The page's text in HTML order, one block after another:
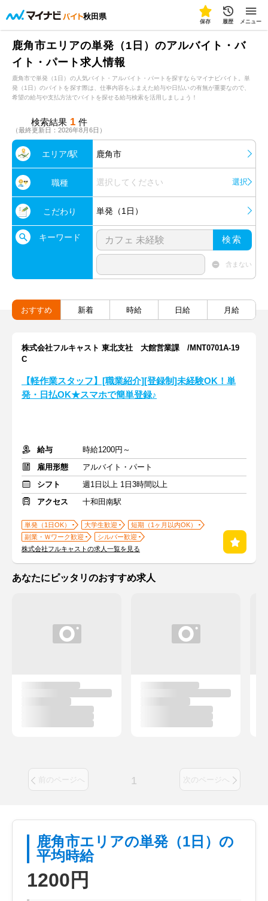
秋田県
保存 履歴 メニュー
鹿角市エリアの単発（1日）のアルバイト・バ
イト・パート求人情報
鹿角市で単発（1日）の人気バイト・アルバイト・パートを探すならマイナビバイト。単
発（1日）のバイトを探す際は、仕事内容をふまえた給与や日払いの有無が重要なので、
希望の給与や支払方法でバイトを探せる給与検索を活用しましょう！
検索結果 1 件
（最終更新日：2026年8月6日）
エリア/駅 鹿角市
職種 選択してください 選択
こだわり 単発（1日）
キーワード 検索
含まない
おすすめ 新着 時給 日給 月給
株式会社フルキャスト 東北支社 大館営業課 /MNT0701A-19
C
【軽作業スタッフ】[職業紹介][登録制]未経験OK！単
発・日払OK★スマホで簡単登録♪
給与
時給1200円～
雇用形態
アルバイト・パート
シフト
週1日以上 1日3時間以上
アクセス
十和田南駅
単発（1日OK） 大学生歓迎
短期（1ヶ月以内OK）
副業・Ｗワーク歓迎
シルバー歓迎
株式会社フルキャストの求人一覧を見る
あなたにピッタリのおすすめ求人
前のページへ 1 次のページへ
鹿角市エリアの単発（1日）の
平均時給
1200円